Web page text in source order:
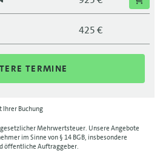
925 €
425 €
TERMINE
Buchung
Mehrwertsteuer. Unsere Angebote
im Sinne von § 14 BGB, insbesondere
öffentliche Auftraggeber.